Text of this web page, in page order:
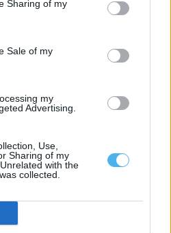
Sharing of my
Sale of my
my
Advertising.
Use,
Sharing of my
with the
collected.
Mortuária após anos de espera
de Beja, vai inaugurar no